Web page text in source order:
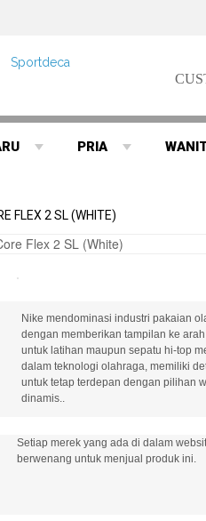
PRIA
FLEX 2 SL (WHITE)
Nike mendominasi industri pakaian
dengan memberikan tampilan ke
untuk latihan maupun sepatu hi-top
dalam teknologi olahraga, memiliki
untuk tetap terdepan dengan pilihan
dinamis..
Setiap merek yang ada di dalam
berwenang untuk menjual produk ini.